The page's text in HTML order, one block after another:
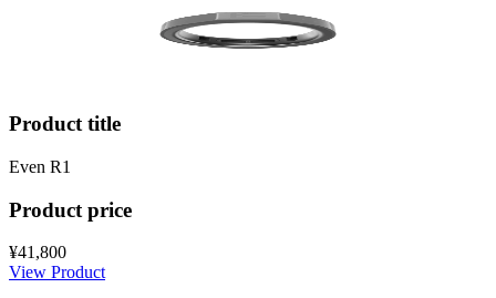
Product title
Even R1
Product price
¥41,800
View Product